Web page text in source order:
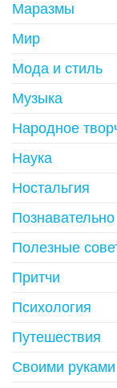
Маразмы
Мир
Мода и стиль
Музыка
Народное
Наука
Ностальгия
Познавательно
Полезные
Притчи
Психология
Путешествия
Своими руками